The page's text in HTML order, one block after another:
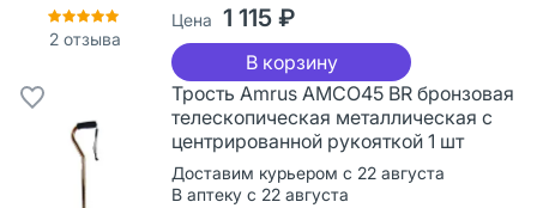
2 отзыва
Цена 1 115 ₽
В корзину
Трость Amrus AMCО45 BR бронзовая
телескопическая металлическая с
центрированной рукояткой 1 шт
Доставим курьером с 22 августа
В аптеку с 22 августа